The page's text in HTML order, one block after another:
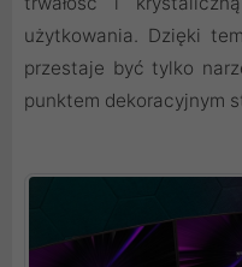
użytkowania. Dzięki
przestaje być tylko
punktem dekoracyjnym